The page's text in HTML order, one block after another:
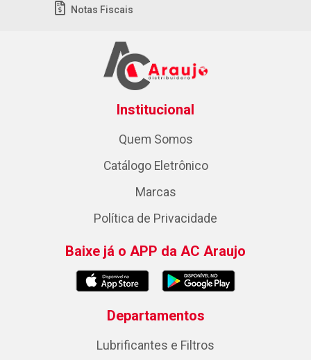
Notas Fiscais
Institucional
Quem Somos
Catálogo Eletrônico
Marcas
Política de Privacidade
Baixe já o APP da AC Araujo
Departamentos
Lubrificantes e Filtros